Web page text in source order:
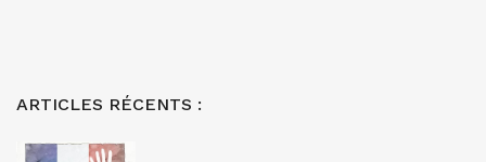
ARTICLES RÉCENTS :